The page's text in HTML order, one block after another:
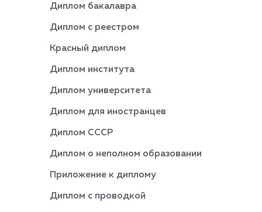
Диплом бакалавра
Диплом с реестром
Красный диплом
Диплом института
Диплом университета
Диплом для иностранцев
Диплом СССР
Диплом о неполном образовании
Приложение к диплому
Диплом с проводкой